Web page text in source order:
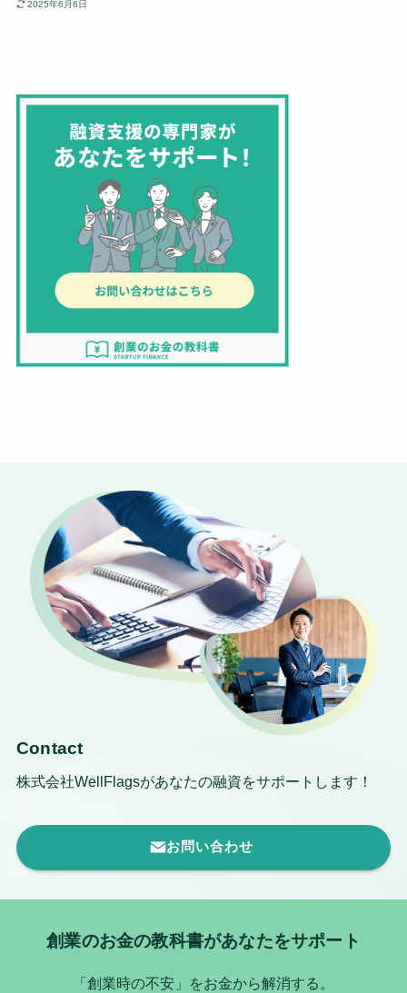
2025年6月6日
Contact
株式会社WellFlagsがあなたの融資をサポートします！
お問い合わせ
創業のお金の教科書があなたをサポート
「創業時の不安」をお金から解消する。